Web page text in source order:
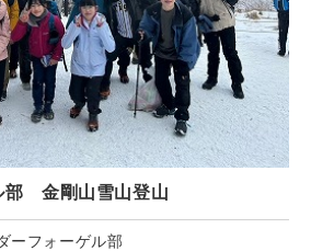
部 金剛山雪山登山
ーフォーゲル部